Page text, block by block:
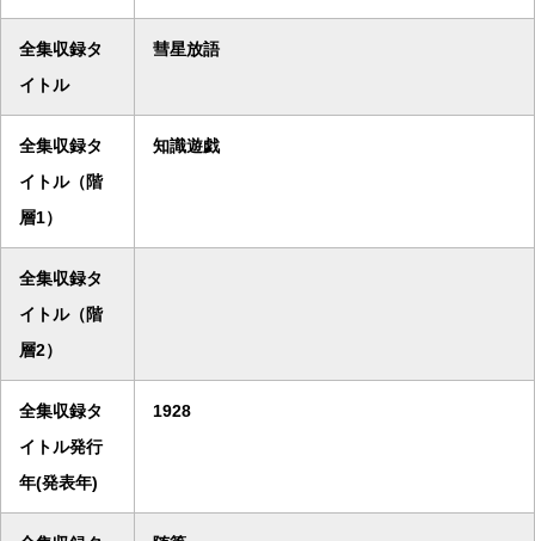
全集収録タ
イトル
彗星放語
全集収録タ
イトル（階
層1）
知識遊戯
全集収録タ
イトル（階
層2）
全集収録タ
イトル発行
年(発表年)
1928